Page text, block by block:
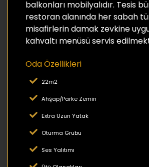
balkonları mobilyalıdır. Tesis
restoran alanında her sabah
misafirlerin damak zevkine
kahvaltı menüsü servis
Oda Özellikleri
22m2
Ahşap/Parke Zemin
Extra Uzun Yatak
Oturma Grubu
Ses Yalıtımı